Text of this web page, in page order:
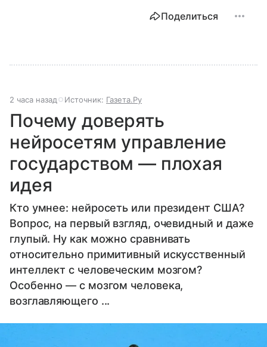
Поделиться
2 часа назад Источник: Газета.Ру
Почему доверять
нейросетям управление
государством — плохая
идея
Кто умнее: нейросеть или президент США?
Вопрос, на первый взгляд, очевидный и даже
глупый. Ну как можно сравнивать
относительно примитивный искусственный
интеллект с человеческим мозгом?
Особенно — с мозгом человека,
возглавляющего ...